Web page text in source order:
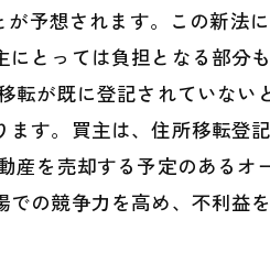
予想されます。この新法
とっては負担となる部分
が既に登記されていない
す。買主は、住所移転登
を売却する予定のあるオ
の競争力を高め、不利益